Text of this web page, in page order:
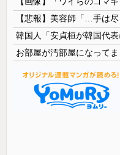
【悲報】美容師「…手は
お部屋が汚部屋になってま